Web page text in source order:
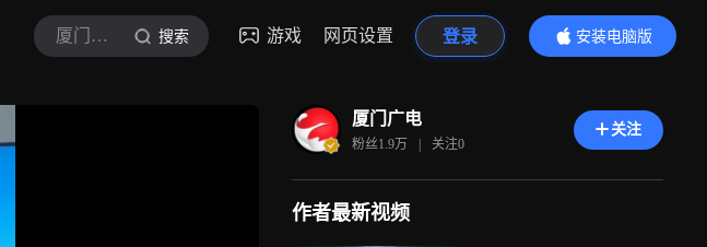
厦门广电 搜索 游戏 网页设置 登录
安装电脑版
内容更精彩
厦门广电
粉丝1.9万 | 关注0
关注
作者最新视频